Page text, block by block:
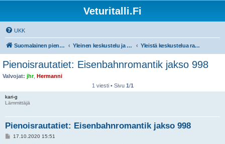
Veturitalli.Fi
UKK
Suomalainen pienoisrautatiefoorumi Yleinen keskustelu ja muut mittakaavat Yleistä keskustelua rautateistä ja pienoisrautateistä
Pienoisrautatiet: Eisenbahnromantik jakso 998
Valvojat: jhr, Hermanni
1 viesti • Sivu 1/1
kari-g
Lämmittäjä
Pienoisrautatiet: Eisenbahnromantik jakso 998
V17.10.2020 15:51